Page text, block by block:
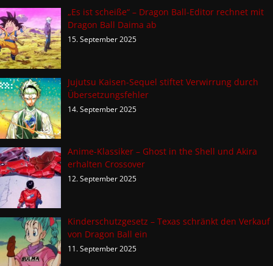
„Es ist scheiße“ – Dragon Ball-Editor rechnet mit
Dragon Ball Daima ab
15. September 2025
Jujutsu Kaisen-Sequel stiftet Verwirrung durch
Übersetzungsfehler
14. September 2025
Anime-Klassiker – Ghost in the Shell und Akira
erhalten Crossover
12. September 2025
Kinderschutzgesetz – Texas schränkt den Verkauf
von Dragon Ball ein
11. September 2025